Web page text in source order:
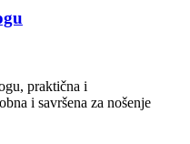
praktična i
i savršena za nošenje